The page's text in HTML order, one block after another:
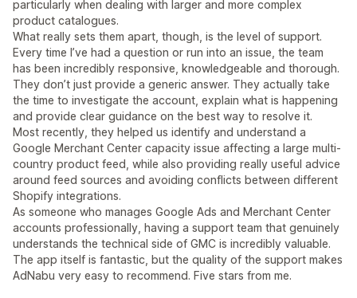
particularly when dealing with larger and more complex
product catalogues.
What really sets them apart, though, is the level of support.
Every time I’ve had a question or run into an issue, the team
has been incredibly responsive, knowledgeable and thorough.
They don’t just provide a generic answer. They actually take
the time to investigate the account, explain what is happening
and provide clear guidance on the best way to resolve it.
Most recently, they helped us identify and understand a
Google Merchant Center capacity issue affecting a large multi-
country product feed, while also providing really useful advice
around feed sources and avoiding conflicts between different
Shopify integrations.
As someone who manages Google Ads and Merchant Center
accounts professionally, having a support team that genuinely
understands the technical side of GMC is incredibly valuable.
The app itself is fantastic, but the quality of the support makes
AdNabu very easy to recommend. Five stars from me.